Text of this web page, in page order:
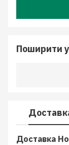
Поширити
Доставка